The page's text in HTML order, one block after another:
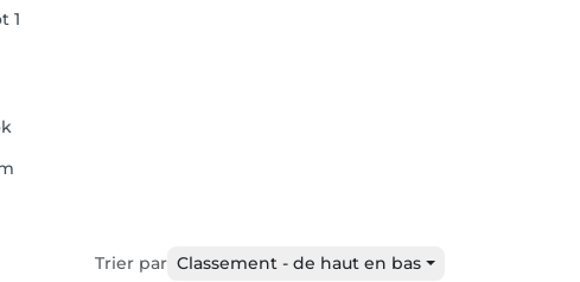
1
Trier par Classement - de haut en bas